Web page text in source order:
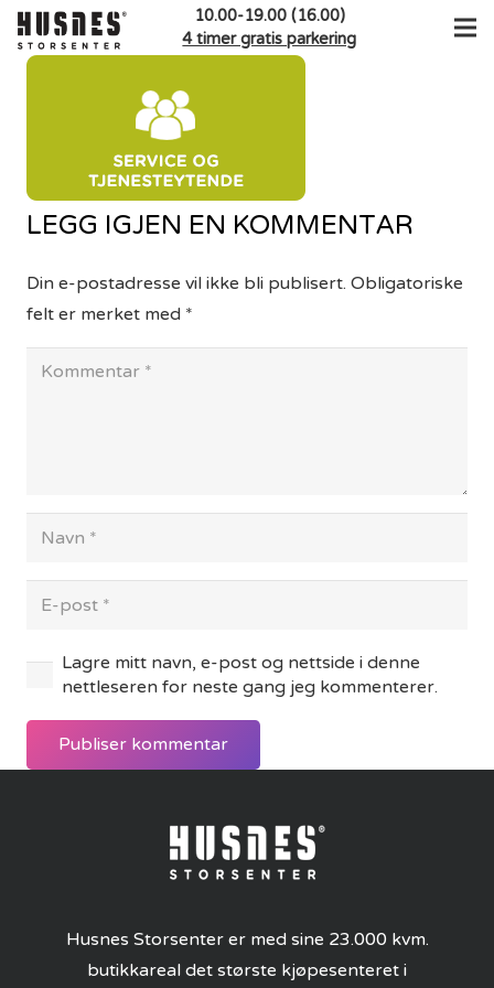
10.00-19.00 (16.00)
4 timer gratis parkering
LEGG IGJEN EN KOMMENTAR
Din e-postadresse vil ikke bli publisert. Obligatoriske
felt er merket med *
Lagre mitt navn, e-post og nettside i denne
nettleseren for neste gang jeg kommenterer.
Publiser kommentar
Husnes Storsenter er med sine 23.000 kvm.
butikkareal det største kjøpesenteret i